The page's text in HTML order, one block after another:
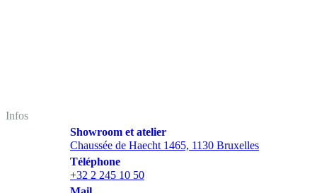
Infos
Showroom et atelier
Chaussée de Haecht 1465, 1130 Bruxelles
Téléphone
+32 2 245 10 50